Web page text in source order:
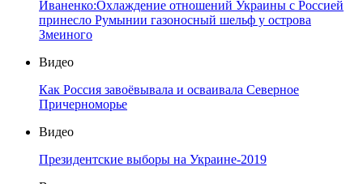
Иваненко:Охлаждение отношений Украины с Россией
принесло Румынии газоносный шельф у острова
Змеиного
Видео
Как Россия завоёвывала и осваивала Северное
Причерноморье
Видео
Президентские выборы на Украине-2019